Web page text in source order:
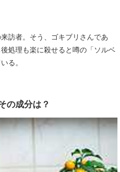
訪者。そう、ゴキブリさんであ
処理も楽に殺せると噂の「ソルベ
る。
の成分は？